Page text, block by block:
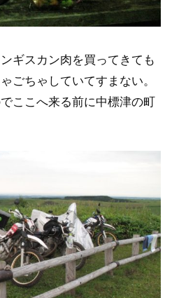
ギスカン肉を買ってきても
ごちゃしていてすまない。
ここへ来る前に中標津の町